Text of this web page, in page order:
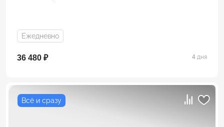
Ежедневно
36 480 ₽ 4 дня
Всё и сразу